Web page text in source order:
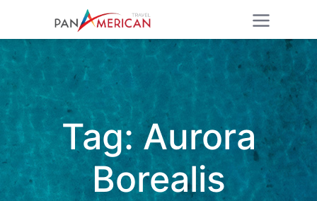
Tag:Aurora
Borealis